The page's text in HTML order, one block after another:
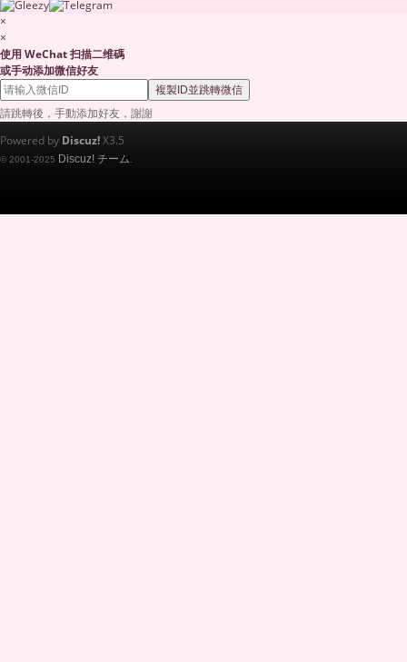
×
×
使用 WeChat 扫描二维碼
或手动添加微信好友
複製ID並跳轉微信
請跳轉後，手動添加好友，謝謝
Powered by Discuz!X3.5
© 2001-2025 Discuz! チーム